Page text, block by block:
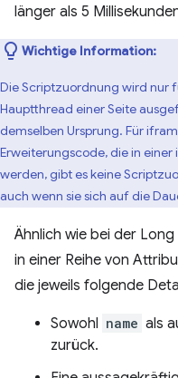
länger als 5
Wichtige Information:
Die Scriptzuordnung wird nur
Hauptthread einer Seite
demselben Ursprung. Für
Erweiterungscode, die in
werden, gibt es keine
auch wenn sie sich auf die
Ähnlich wie bei der
in einer Reihe von
die jeweils folgende
Sowohl name als
zurück.